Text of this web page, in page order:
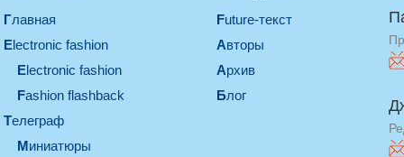
Главная
electronic fashion
electronic fashion
Fashion flashback
телеграф
миниатюры
Future-текст
Авторы
Архив
Блог